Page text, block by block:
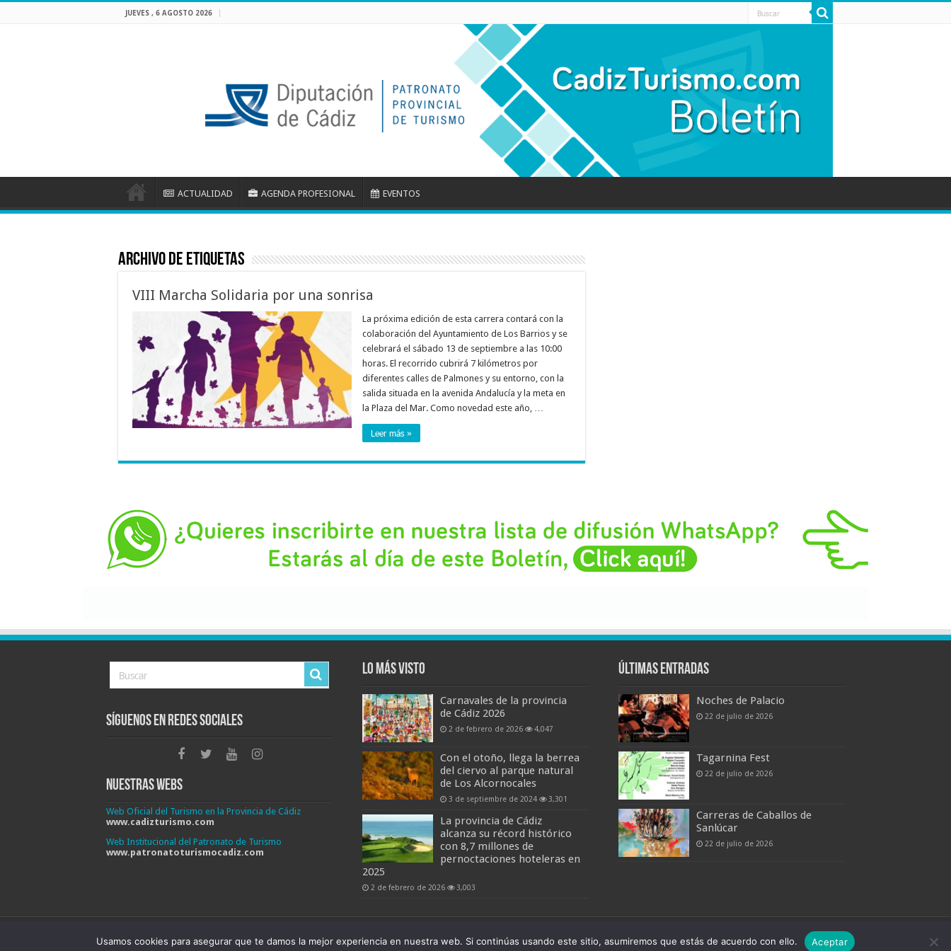
JUEVES , 6 AGOSTO 2026
ACTUALIDAD AGENDA PROFESIONAL EVENTOS
Archivo de etiquetas
VIII Marcha Solidaria por una sonrisa
La próxima edición de esta carrera contará con la
colaboración del Ayuntamiento de Los Barrios y se
celebrará el sábado 13 de septiembre a las 10:00
horas. El recorrido cubrirá 7 kilómetros por
diferentes calles de Palmones y su entorno, con la
salida situada en la avenida Andalucía y la meta en
la Plaza del Mar. Como novedad este año, …
Leer más »
Síguenos en Redes Sociales
Nuestras Webs
Web Oficial del Turismo en la Provincia de Cádiz
www.cadizturismo.com
Web Institucional del Patronato de Turismo
www.patronatoturismocadiz.com
Lo más visto
Carnavales de la provincia
de Cádiz 2026
2 de febrero de 2026 4,047
Con el otoño, llega la berrea
del ciervo al parque natural
de Los Alcornocales
3 de septiembre de 2024 3,301
La provincia de Cádiz
alcanza su récord histórico
con 8,7 millones de
pernoctaciones hoteleras en
2025
2 de febrero de 2026 3,003
Últimas entradas
Noches de Palacio
22 de julio de 2026
Tagarnina Fest
22 de julio de 2026
Carreras de Caballos de
Sanlúcar
22 de julio de 2026
Boletín Digital de Noticias Turísticas
Patronato Provincial de Turismo de Cádiz © 2026
Usamos cookies para asegurar que te damos la mejor experiencia en nuestra web. Si continúas usando este sitio, asumiremos que estás de acuerdo con ello. Aceptar